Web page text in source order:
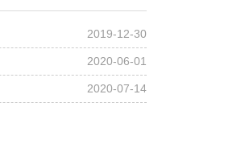
2019-12-30
2020-06-01
2020-07-14